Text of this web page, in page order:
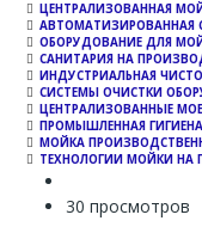
ЦЕНТРАЛИЗОВАННАЯ
АВТОМАТИЗИРОВАННАЯ
ОБОРУДОВАНИЕ ДЛЯ
САНИТАРИЯ НА
ИНДУСТРИАЛЬНАЯ
СИСТЕМЫ ОЧИСТКИ
ЦЕНТРАЛИЗОВАННЫЕ
ПРОМЫШЛЕННАЯ ГИГИЕНА
МОЙКА
ТЕХНОЛОГИИ МОЙКИ НА
30 просмотров